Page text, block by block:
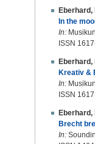
In the
In:
ISSN
Kreativ &
In:
ISSN
Brecht
In: